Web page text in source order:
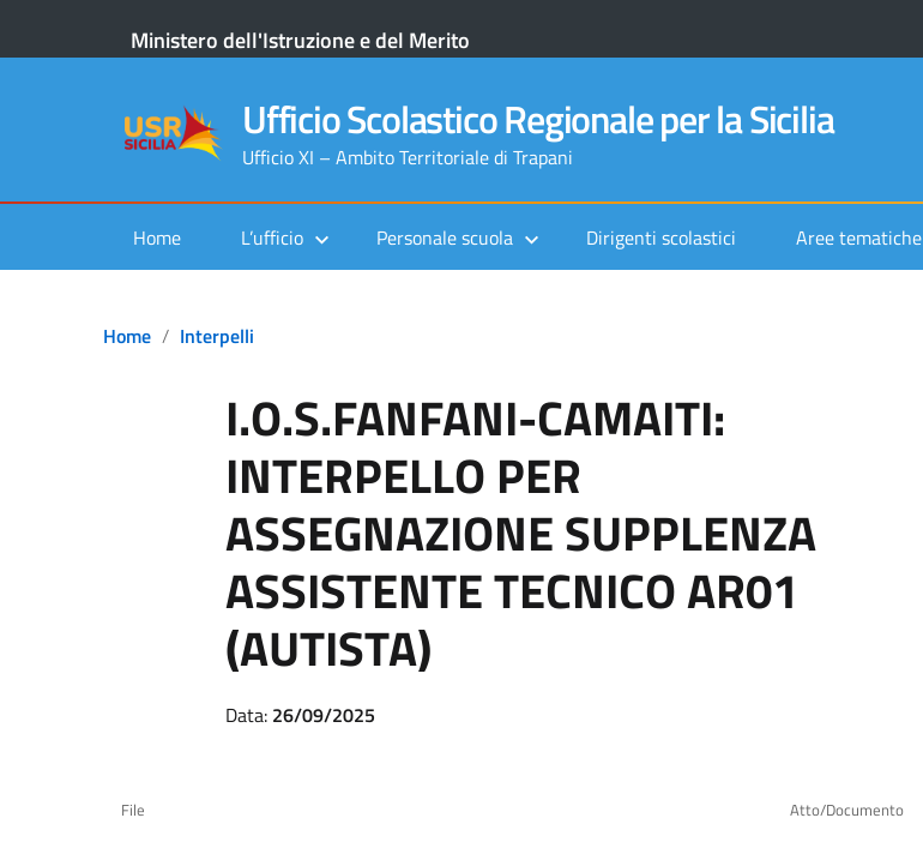
Ministero dell'Istruzione e del Merito
Ufficio Scolastico Regionale per la Sicilia
Ufficio XI – Ambito Territoriale di Trapani
Home L’ufficio Personale scuola Dirigenti scolastici Aree tematiche
Home Interpelli
I.O.S.FANFANI-CAMAITI:
INTERPELLO PER
ASSEGNAZIONE SUPPLENZA
ASSISTENTE TECNICO AR01
(AUTISTA)
Data: 26/09/2025
File Atto/Documento